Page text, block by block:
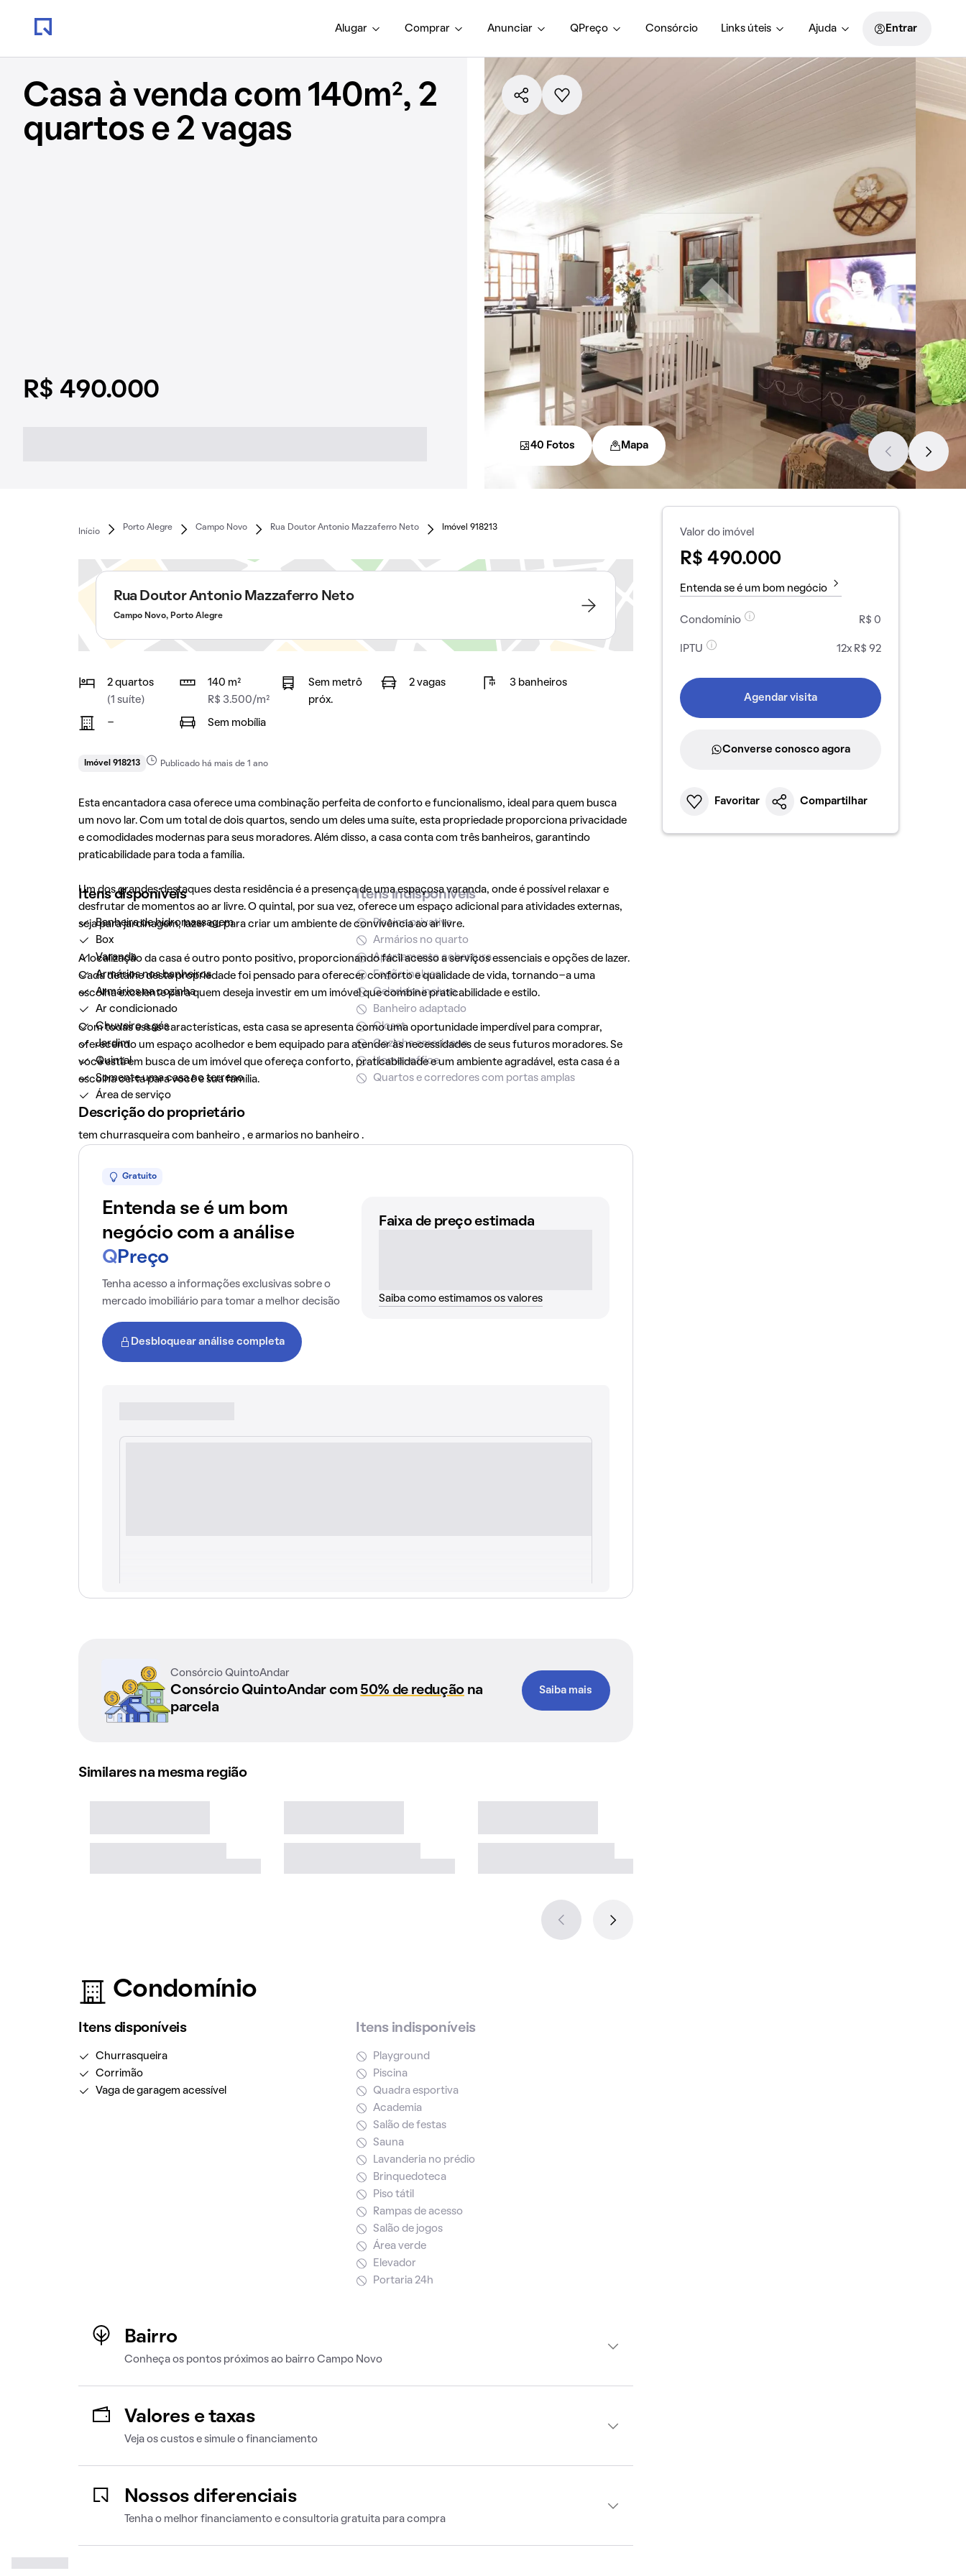
Alugar Comprar Anunciar QPreço Consórcio Links úteis Ajuda Entrar
Casa à venda com 140m², 2
quartos e 2 vagas
R$ 490.000
40 Fotos Mapa
Início
Porto Alegre Campo Novo Rua Doutor Antonio Mazzaferro Neto Imóvel 918213
Rua Doutor Antonio Mazzaferro Neto
Campo Novo, Porto Alegre
2 quartos
(1 suíte)
140 m²
R$ 3.500/m²
Sem metrô
próx.
2 vagas 3 banheiros
- Sem mobília
Imóvel 918213 Publicado há mais de 1 ano
Esta encantadora casa oferece uma combinação perfeita de conforto e funcionalismo, ideal para quem busca
um novo lar. Com um total de dois quartos, sendo um deles uma suíte, esta propriedade proporciona privacidade
e comodidades modernas para seus moradores. Além disso, a casa conta com três banheiros, garantindo
praticabilidade para toda a família.
Um dos grandes destaques desta residência é a presença de uma espaçosa varanda, onde é possível relaxar e
desfrutar de momentos ao ar livre. O quintal, por sua vez, oferece um espaço adicional para atividades externas,
seja para jardinagem, lazer ou para criar um ambiente de convivência ao ar livre.
A localização da casa é outro ponto positivo, proporcionando fácil acesso a serviços essenciais e opções de lazer.
Cada detalhe desta propriedade foi pensado para oferecer conforto e qualidade de vida, tornando-a uma
escolha excelente para quem deseja investir em um imóvel que combine praticabilidade e estilo.
Com todas essas características, esta casa se apresenta como uma oportunidade imperdível para comprar,
oferecendo um espaço acolhedor e bem equipado para atender às necessidades de seus futuros moradores. Se
você está em busca de um imóvel que ofereça conforto, praticabilidade e um ambiente agradável, esta casa é a
escolha certa para você e sua família.
Descrição do proprietário
tem churrasqueira com banheiro , e armarios no banheiro .
Itens disponíveis
Banheira de hidromassagem
Box
Varanda
Armários nos banheiros
Armários na cozinha
Ar condicionado
Chuveiro a gás
Jardim
Quintal
Somente uma casa no terreno
Área de serviço
Itens indisponíveis
Piscina privativa
Armários no quarto
Apartamento cobertura
Fogão incluso
Geladeira inclusa
Banheiro adaptado
Closet
Cozinha americana
Home-office
Quartos e corredores com portas amplas
Gratuito
Entenda se é um bom
negócio com a análise
Q Preço
Tenha acesso a informações exclusivas sobre o
mercado imobiliário para tomar a melhor decisão
Desbloquear análise completa
Faixa de preço estimada
Saiba como estimamos os valores
Consórcio QuintoAndar
Consórcio QuintoAndar com 50% de reduçãona
parcela
Saiba mais
Similares na mesma região
Condomínio
Itens disponíveis
Churrasqueira
Corrimão
Vaga de garagem acessível
Itens indisponíveis
Playground
Piscina
Quadra esportiva
Academia
Salão de festas
Sauna
Lavanderia no prédio
Brinquedoteca
Piso tátil
Rampas de acesso
Salão de jogos
Área verde
Elevador
Portaria 24h
Bairro
Conheça os pontos próximos ao bairro Campo Novo
Valores e taxas
Veja os custos e simule o financiamento
Nossos diferenciais
Tenha o melhor financiamento e consultoria gratuita para compra
Valor do imóvel
R$ 490.000
Entenda se é um bom negócio
Condomínio R$ 0
IPTU 12x R$ 92
Agendar visita
Converse conosco agora
Favoritar Compartilhar